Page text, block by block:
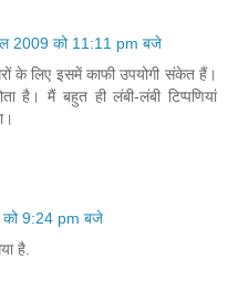
2009 को 11:11 pm बजे
के लिए इसमें काफी उपयोगी संकेत हैं।
है। मैं बहुत ही लंबी-लंबी टिप्पणियां
को 9:24 pm बजे
है.